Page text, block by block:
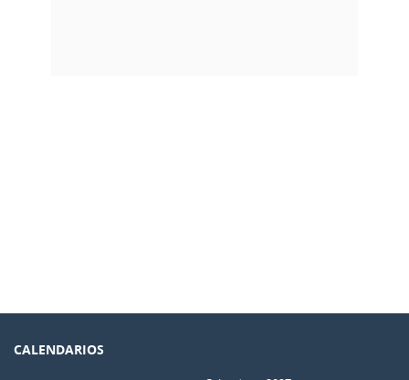
CALENDARIOS